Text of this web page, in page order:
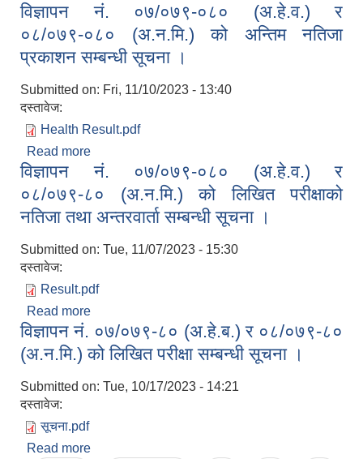
सञ्चालन हुने अर्धवार्षिक परीक्षाको तालिका ।
विज्ञापन नं. ०७/०७९-०८० (अ.हे.व.) र
०८/०७९-०८० (अ.न.मि.) को अन्तिम नतिजा
प्रकाशन सम्बन्धी सूचना ।
Submitted on: Fri, 11/10/2023 - 13:40
दस्तावेज:
Health Result.pdf
Read more
०८/०७९-०८० (अ.न.मि.) को अन्तिम नतिजा प्रकाशन
सम्बन्धी सूचना ।
विज्ञापन नं. ०७/०७९-०८० (अ.हे.व.) र
०८/०७९-८० (अ.न.मि.) को लिखित परीक्षाको
नतिजा तथा अन्तरवार्ता सम्बन्धी सूचना ।
Submitted on: Tue, 11/07/2023 - 15:30
दस्तावेज:
Result.pdf
Read more
(अ.न.मि.) को लिखित परीक्षाको नतिजा तथा अन्तरवार्ता
सम्बन्धी सूचना ।
विज्ञापन नं. ०७/०७९-८० (अ.हे.ब.) र ०८/०७९-८०
(अ.न.मि.) को लिखित परीक्षा सम्बन्धी सूचना ।
Submitted on: Tue, 10/17/2023 - 14:21
दस्तावेज:
सूचना.pdf
Read more